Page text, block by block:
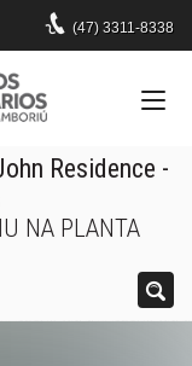
(47) 3311-8338
Residence -
NA PLANTA